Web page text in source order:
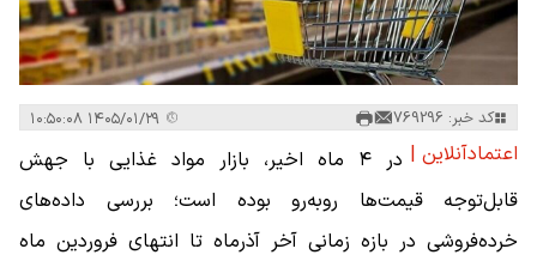
کد خبر: 769296
اعتمادآنلاین |
در ۴ ماه اخیر، بازار مواد غذایی با جهش
قابل‌توجه قیمت‌ها روبه‌رو بوده است؛ بررسی داده‌های
خرده‌فروشی در بازه زمانی آخر آذرماه تا انتهای فروردین ماه